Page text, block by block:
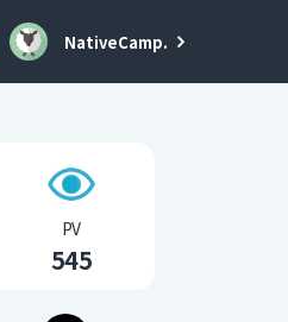
NativeCamp.
PV
545